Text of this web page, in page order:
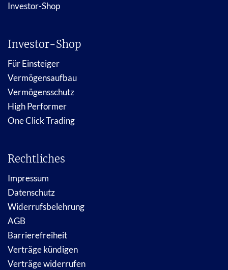
Investor-Shop
Investor-Shop
Für Einsteiger
Vermögensaufbau
Vermögensschutz
High Performer
One Click Trading
Rechtliches
Impressum
Datenschutz
Widerrufsbelehrung
AGB
Barrierefreiheit
Verträge kündigen
Verträge widerrufen